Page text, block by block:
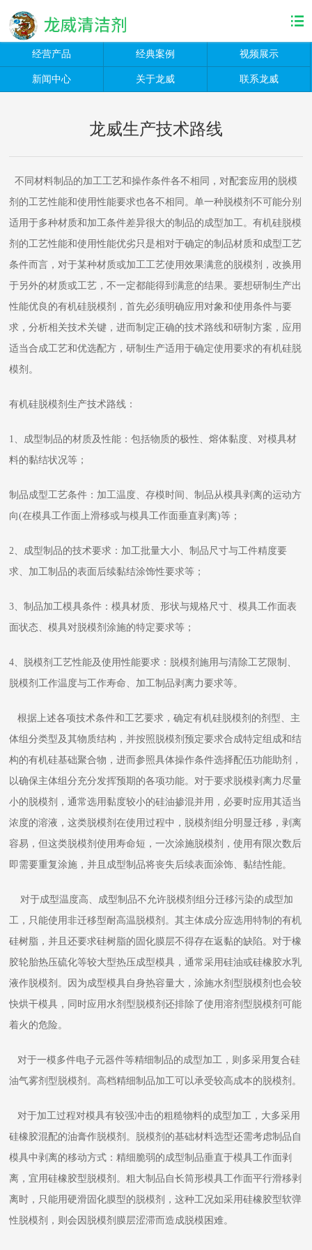
经营产品 经典案例 视频展示
新闻中心 关于龙威 联系龙威
龙威生产技术路线
不同材料制品的加工工艺和操作条件各不相同，对配套应用的脱模
剂的工艺性能和使用性能要求也各不相同。单一种脱模剂不可能分别
适用于多种材质和加工条件差异很大的制品的成型加工。有机硅脱模
剂的工艺性能和使用性能优劣只是相对于确定的制品材质和成型工艺
条件而言，对于某种材质或加工工艺使用效果满意的脱模剂，改换用
于另外的材质或工艺，不一定都能得到满意的结果。要想研制生产出
性能优良的有机硅脱模剂，首先必须明确应用对象和使用条件与要
求，分析相关技术关键，进而制定正确的技术路线和研制方案，应用
适当合成工艺和优选配方，研制生产适用于确定使用要求的有机硅脱
模剂。
有机硅脱模剂生产技术路线：
1、成型制品的材质及性能：包括物质的极性、熔体黏度、对模具材
料的黏结状况等；
制品成型工艺条件：加工温度、存模时间、制品从模具剥离的运动方
向(在模具工作面上滑移或与模具工作面垂直剥离)等；
2、成型制品的技术要求：加工批量大小、制品尺寸与工件精度要
求、加工制品的表面后续黏结涂饰性要求等；
3、制品加工模具条件：模具材质、形状与规格尺寸、模具工作面表
面状态、模具对脱模剂涂施的特定要求等；
4、脱模剂工艺性能及使用性能要求：脱模剂施用与清除工艺限制、
脱模剂工作温度与工作寿命、加工制品剥离力要求等。
根据上述各项技术条件和工艺要求，确定有机硅脱模剂的剂型、主
体组分类型及其物质结构，并按照脱模剂预定要求合成特定组成和结
构的有机硅基础聚合物，进而参照具体操作条件选择配伍功能助剂，
以确保主体组分充分发挥预期的各项功能。对于要求脱模剥离力尽量
小的脱模剂，通常选用黏度较小的硅油掺混并用，必要时应用其适当
浓度的溶液，这类脱模剂在使用过程中，脱模剂组分明显迁移，剥离
容易，但这类脱模剂使用寿命短，一次涂施脱模剂，使用有限次数后
即需要重复涂施，并且成型制品将丧失后续表面涂饰、黏结性能。
对于成型温度高、成型制品不允许脱模剂组分迁移污染的成型加
工，只能使用非迁移型耐高温脱模剂。其主体成分应选用特制的有机
硅树脂，并且还要求硅树脂的固化膜层不得存在返黏的缺陷。对于橡
胶轮胎热压硫化等较大型热压成型模具，通常采用硅油或硅橡胶水乳
液作脱模剂。因为成型模具自身热容量大，涂施水剂型脱模剂也会较
快烘干模具，同时应用水剂型脱模剂还排除了使用溶剂型脱模剂可能
着火的危险。
对于一模多件电子元器件等精细制品的成型加工，则多采用复合硅
油气雾剂型脱模剂。高档精细制品加工可以承受较高成本的脱模剂。
对于加工过程对模具有较强冲击的粗糙物料的成型加工，大多采用
硅橡胶混配的油膏作脱模剂。脱模剂的基础材料选型还需考虑制品自
模具中剥离的移动方式：精细脆弱的成型制品垂直于模具工作面剥
离，宜用硅橡胶型脱模剂。粗大制品自长筒形模具工作面平行滑移剥
离时，只能用硬滑固化膜型的脱模剂，这种工况如采用硅橡胶型软弹
性脱模剂，则会因脱模剂膜层涩滞而造成脱模困难。